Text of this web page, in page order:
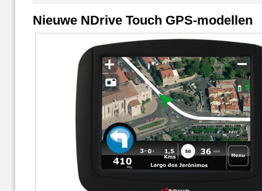
Nieuwe NDrive Touch GPS-modellen